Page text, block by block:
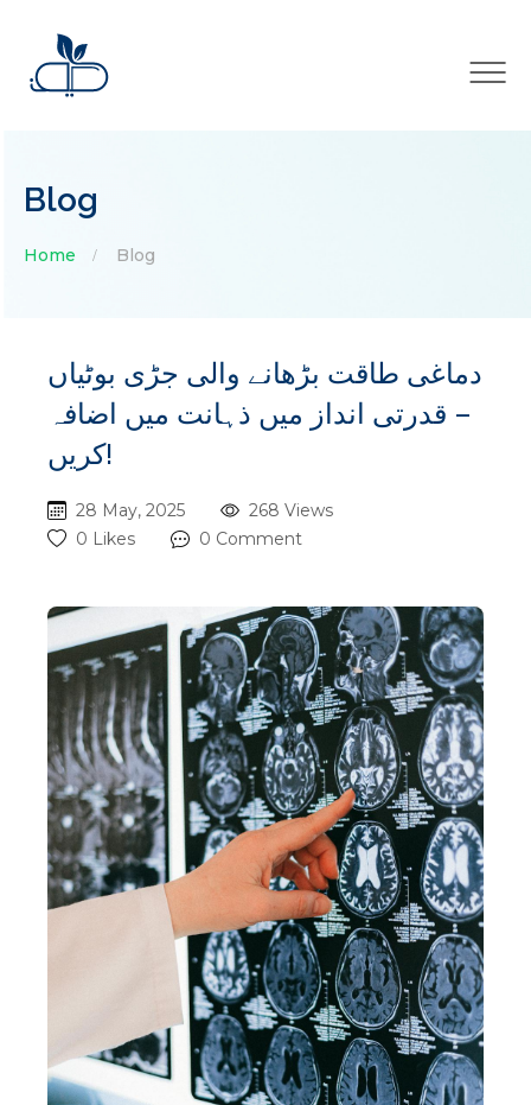
×
Blog
Home Blog
دماغی طاقت بڑھانے والی جڑی بوٹیاں
– قدرتی انداز میں ذہانت میں اضافہ
کریں!
28 May, 2025
268 Views
0 Likes
0 Comment